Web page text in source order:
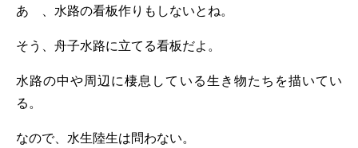
あゝ、水路の看板作りもしないとね。
そう、舟子水路に立てる看板だよ。
水路の中や周辺に棲息している生き物たちを描いてい
る。
なので、水生陸生は問わない。